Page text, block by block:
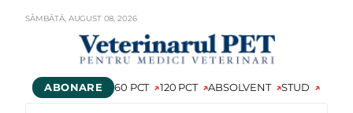
SÂMBĂTĂ, AUGUST 08,2026
ABONARE 60 PCT 120 PCT ABSOLVENT STUD